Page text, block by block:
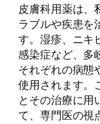
皮膚科用薬は、
ラブルや疾患を
す。湿疹、ニキ
感染症など、多
それぞれの病態
使用されます。
とその治療に用
て、専門医の視